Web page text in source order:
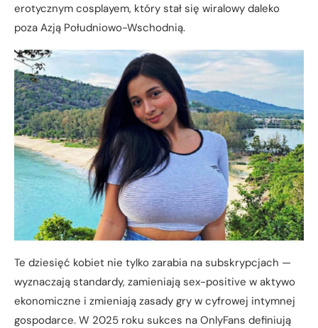
erotycznym cosplayem, który stał się wiralowy daleko
poza Azją Południowo-Wschodnią.
Te dziesięć kobiet nie tylko zarabia na subskrypcjach —
wyznaczają standardy, zamieniają sex-positive w aktywo
ekonomiczne i zmieniają zasady gry w cyfrowej intymnej
gospodarce. W 2025 roku sukces na OnlyFans definiują